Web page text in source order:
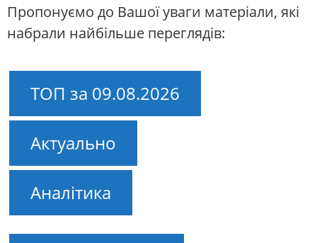
Пропонуємо до Вашої уваги матеріали, які
набрали найбільше переглядів:
ТОП за 09.08.2026
Актуально
Аналітика